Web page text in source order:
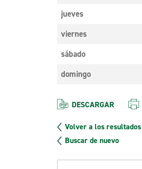
jueves
viernes
sábado
domingo
DESCARGAR
Volver a los resultados
Buscar de nuevo